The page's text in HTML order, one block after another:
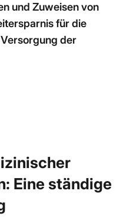
und Zuweisen von
für die
der
Eine ständige